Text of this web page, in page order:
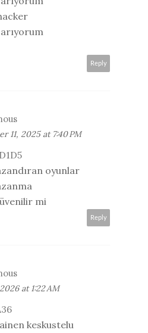
Reply
11, 2025 at 7:40 PM
oyunlar
mi
Reply
at 1:22 AM
keskustelu